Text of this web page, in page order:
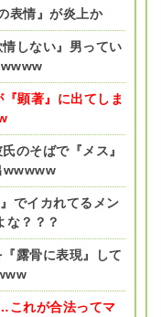
表情』が炎上か
情しない』男ってい
『顕著』に出てしま
のそばで『メス』
wwwww
でイカれてるメン
な？？？
露骨に表現』して
これが合法ってマ